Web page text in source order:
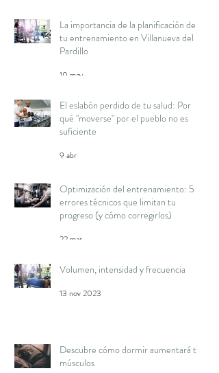
La importancia de la planificación de
tu entrenamiento en Villanueva del
Pardillo
10 may
El eslabón perdido de tu salud: Por
qué "moverse" por el pueblo no es
suficiente
9 abr
Optimización del entrenamiento: 5
errores técnicos que limitan tu
progreso (y cómo corregirlos)
22 mar
Volumen, intensidad y frecuencia
13 nov 2023
Descubre cómo dormir aumentará tus
músculos